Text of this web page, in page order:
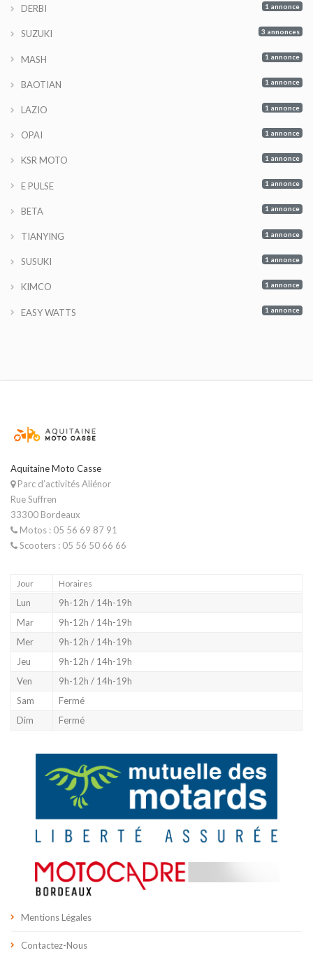
DERBI 1 annonce
SUZUKI 3 annonces
MASH 1 annonce
BAOTIAN 1 annonce
LAZIO 1 annonce
OPAI 1 annonce
KSR MOTO 1 annonce
E PULSE 1 annonce
BETA 1 annonce
TIANYING 1 annonce
SUSUKI 1 annonce
KIMCO 1 annonce
EASY WATTS 1 annonce
Aquitaine Moto Casse
Parc d’activités Aliénor
Rue Suffren
33300 Bordeaux
Motos : 05 56 69 87 91
Scooters : 05 56 50 66 66
Jour Horaires
Lun
9h-12h / 14h-19h
Mar
9h-12h / 14h-19h
Mer
9h-12h / 14h-19h
Jeu
9h-12h / 14h-19h
Ven
9h-12h / 14h-19h
Sam
Fermé
Dim
Fermé
Mentions Légales
Contactez-Nous